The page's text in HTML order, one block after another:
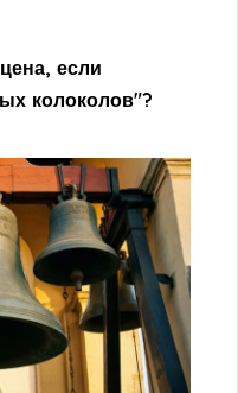
если
колоколов"?